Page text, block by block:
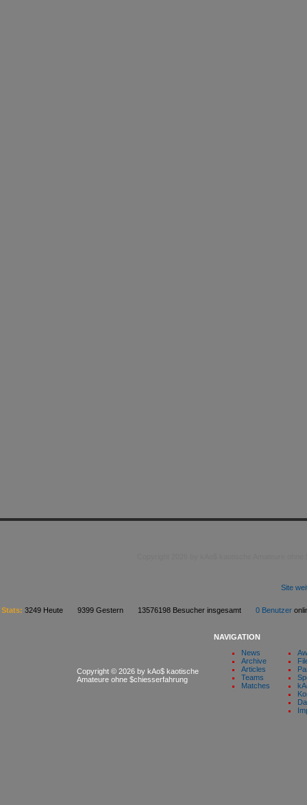
Site
Stats: 3249 Heute 9399 Gestern 13576198 Besucher insgesamt 0 Benutzer
Copyright © 2026 by kAo$ kaotische
Amateure ohne $chiesserfahrung
NAVIGATION
News
Archive
Articles
Teams
Matches